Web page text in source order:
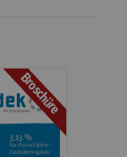
Broschüre